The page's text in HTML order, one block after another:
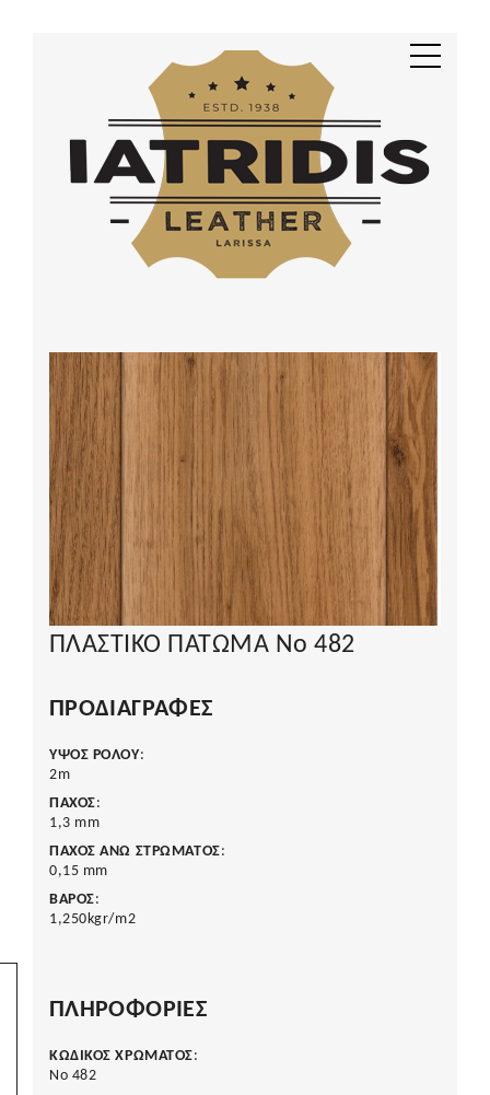
ΠΛΑΣΤΙΚΟ ΠΑΤΩΜΑ Νο 482
ΠΡΟΔΙΑΓΡΑΦΈΣ
ΥΨΟΣ ΡΟΛΟΥ:
2m
ΠΑΧΟΣ:
1,3 mm
ΠΑΧΟΣ ΑΝΩ ΣΤΡΩΜΑΤΟΣ:
0,15 mm
ΒΑΡΟΣ:
1,250kgr/m2
ΠΛΗΡΟΦΟΡΙΕΣ
ΚΩΔΙΚΟΣ ΧΡΩΜΑΤΟΣ:
Νο 482